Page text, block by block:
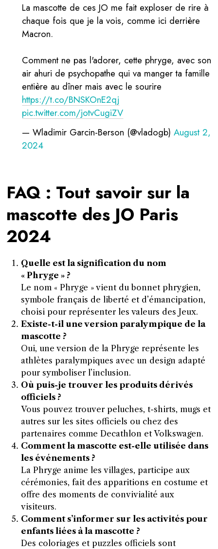
La mascotte de ces JO me fait exploser de rire à
chaque fois que je la vois, comme ici derrière
Macron.
Comment ne pas l'adorer, cette phryge, avec son
air ahuri de psychopathe qui va manger ta famille
entière au dîner mais avec le sourire
https://t.co/BNSKOnE2qj
pic.twitter.com/jotvCugiZV
— Wladimir Garcin-Berson (@vladogb)August 2,
2024
FAQ : Tout savoir sur la
mascotte des JO Paris
2024
Quelle est la signification du nom
« Phryge » ?
Le nom « Phryge » vient du bonnet phrygien,
symbole français de liberté et d’émancipation,
choisi pour représenter les valeurs des Jeux.
Existe-t-il une version paralympique de la
mascotte ?
Oui, une version de la Phryge représente les
athlètes paralympiques avec un design adapté
pour symboliser l’inclusion.
Où puis-je trouver les produits dérivés
officiels ?
Vous pouvez trouver peluches, t-shirts, mugs et
autres sur les sites officiels ou chez des
partenaires comme Decathlon et Volkswagen.
Comment la mascotte est-elle utilisée dans
les événements ?
La Phryge anime les villages, participe aux
cérémonies, fait des apparitions en costume et
offre des moments de convivialité aux
visiteurs.
Comment s’informer sur les activités pour
enfants liées à la mascotte ?
Des coloriages et puzzles officiels sont